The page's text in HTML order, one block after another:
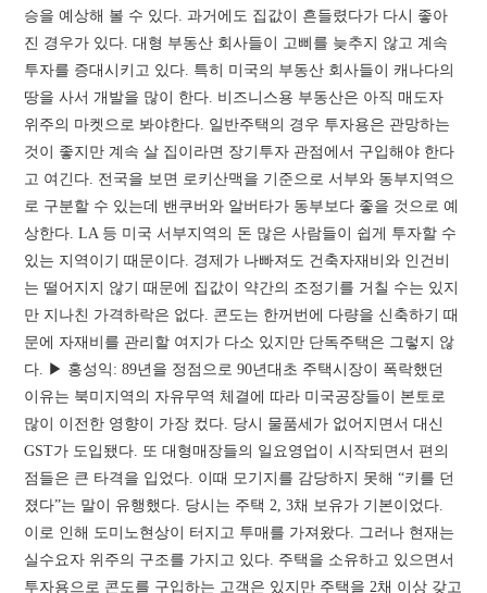
승을 예상해 볼 수 있다. 과거에도 집값이 흔들렸다가 다시 좋아
진 경우가 있다. 대형 부동산 회사들이 고삐를 늦추지 않고 계속
투자를 증대시키고 있다. 특히 미국의 부동산 회사들이 캐나다의
땅을 사서 개발을 많이 한다. 비즈니스용 부동산은 아직 매도자
위주의 마켓으로 봐야한다. 일반주택의 경우 투자용은 관망하는
것이 좋지만 계속 살 집이라면 장기투자 관점에서 구입해야 한다
고 여긴다. 전국을 보면 로키산맥을 기준으로 서부와 동부지역으
로 구분할 수 있는데 밴쿠버와 알버타가 동부보다 좋을 것으로 예
상한다. LA 등 미국 서부지역의 돈 많은 사람들이 쉽게 투자할 수
있는 지역이기 때문이다. 경제가 나빠져도 건축자재비와 인건비
는 떨어지지 않기 때문에 집값이 약간의 조정기를 거칠 수는 있지
만 지나친 가격하락은 없다. 콘도는 한꺼번에 다량을 신축하기 때
문에 자재비를 관리할 여지가 다소 있지만 단독주택은 그렇지 않
다. ▶ 홍성익: 89년을 정점으로 90년대초 주택시장이 폭락했던
이유는 북미지역의 자유무역 체결에 따라 미국공장들이 본토로
많이 이전한 영향이 가장 컸다. 당시 물품세가 없어지면서 대신
GST가 도입됐다. 또 대형매장들의 일요영업이 시작되면서 편의
점들은 큰 타격을 입었다. 이때 모기지를 감당하지 못해 “키를 던
졌다”는 말이 유행했다. 당시는 주택 2, 3채 보유가 기본이었다.
이로 인해 도미노현상이 터지고 투매를 가져왔다. 그러나 현재는
실수요자 위주의 구조를 가지고 있다. 주택을 소유하고 있으면서
투자용으로 콘도를 구입하는 고객은 있지만 주택을 2채 이상 갖고